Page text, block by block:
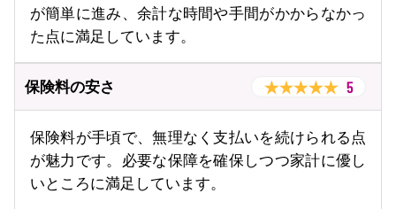
が簡単に進み、余計な時間や手間がかからなかっ
た点に満足しています。
保険料の安さ 5
保険料が手頃で、無理なく支払いを続けられる点
が魅力です。必要な保障を確保しつつ家計に優し
いところに満足しています。